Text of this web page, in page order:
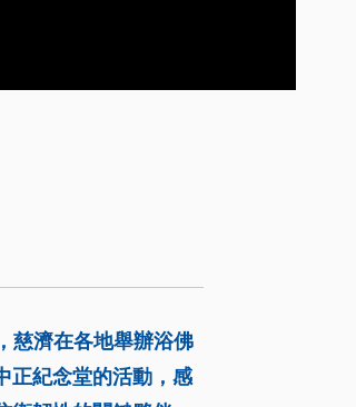
慈濟在各地舉辦浴佛
正紀念堂的活動，感